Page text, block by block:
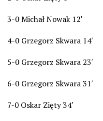
3-0 Michał Nowak 12′
4-0 Grzegorz Skwara 14′
5-0 Grzegorz Skwara 23′
6-0 Grzegorz Skwara 31′
7-0 Oskar Zięty 34′